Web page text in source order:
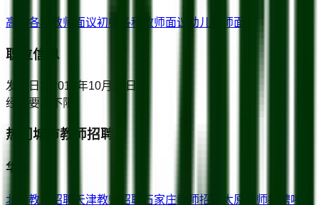
高中各科教师 面议初中各科教师面议 幼儿教师面议
职位信息
发布日期
2019年10月28日
经验要求
不限
热门城市教师招聘
华北
北京 教师招聘 天津教师招聘 石家庄教师招聘 太原 教师招聘呼和